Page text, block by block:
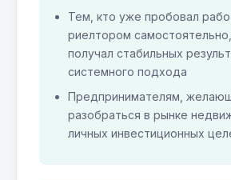
Тем, кто уже пробовал
риелтором
получал стабильных
системного подхода
Предпринимателям,
разобраться в рынке
личных инвестиционных